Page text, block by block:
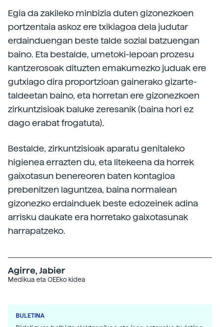
Egia da zakileko minbizia duten gizonezkoen
portzentaia askoz ere txikiagoa dela judutar
erdainduengan beste talde sozial batzuengan
baino. Eta bestalde, umetoki-lepoan prozesu
kantzerosoak dituzten emakumezko juduak ere
gutxiago dira proportzioan gainerako gizarte-
taldeetan baino, eta horretan ere gizonezkoen
zirkuntzisioak baluke zeresanik (baina hori ez
dago erabat frogatuta).
Bestalde, zirkuntzisioak aparatu genitaleko
higienea errazten du, eta litekeena da horrek
gaixotasun benereoren baten kontagioa
prebenitzen laguntzea, baina normalean
gizonezko erdainduek beste edozeinek adina
arrisku daukate era horretako gaixotasunak
harrapatzeko.
Agirre, Jabier
Medikua eta OEEko kidea
BULETINA